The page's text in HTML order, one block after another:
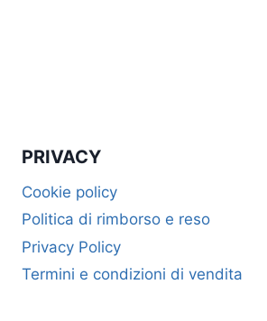
PRIVACY
Cookie policy
Politica di rimborso e reso
Privacy Policy
Termini e condizioni di vendita